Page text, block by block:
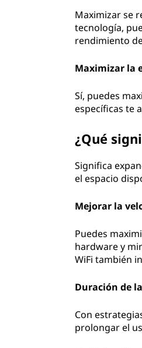
Maximizar se
tecnología,
rendimiento
Maximizar la
Sí, puedes
específicas te
¿Qué
Significa
el espacio
Mejorar la
Puedes
hardware y
WiFi también
Duración de
Con
prolongar el